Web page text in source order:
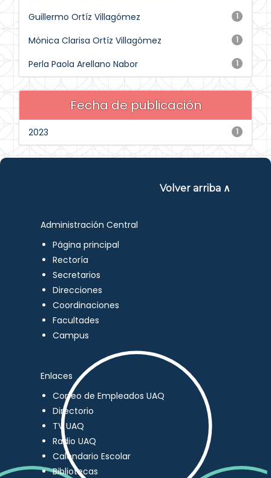
1
Guillermo Ortíz Villagómez
1
Mónica Clarisa Ortíz Villagómez
1
Perla Paola Arellano Nabor
Fecha de publicación
1
2023
Volver arriba ∧
Administración Central
Página principal
Rectoría
Secretarios
Direcciones
Coordinaciones
Facultades
Campus
Enlaces
Correo de Empleados UAQ
Directorio
TV UAQ
Radio UAQ
Calendario Escolar
Bibliotecas